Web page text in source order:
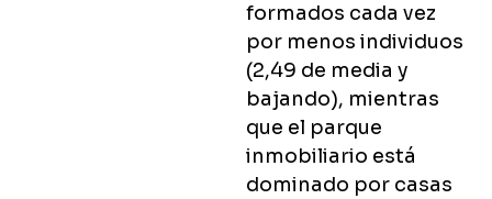
formados cada vez
por menos individuos
(2,49 de media y
bajando), mientras
que el parque
inmobiliario está
dominado por casas